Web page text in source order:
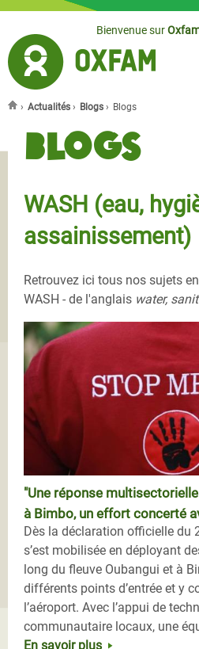
Jump to navigationBienvenue sur
› Actualités › Blogs › Blogs
Blogs
WASH (eau,
assainissement)
Retrouvez ici tous nos sujets
WASH - de l'anglais water,
"Une réponse
à Bimbo, un effort concerté
Dès la déclaration officielle du
s’est mobilisée en déployant
long du fleuve Oubangui et à
différents points d’entrée et y
l’aéroport. Avec l’appui de
communautaire locaux, une
En savoir plus